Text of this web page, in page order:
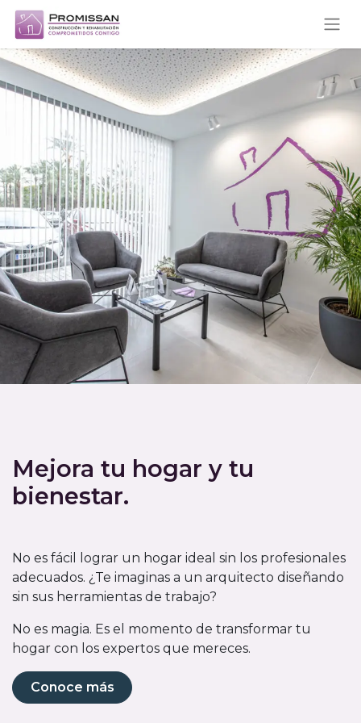
Mejora tu hogar y tu
bienestar.
No es fácil lograr un hogar ideal sin los profesionales
adecuados. ¿Te imaginas a un arquitecto diseñando
sin sus herramientas de trabajo?
No es magia. Es el momento de transformar tu
hogar con los expertos que mereces.
Conoce más